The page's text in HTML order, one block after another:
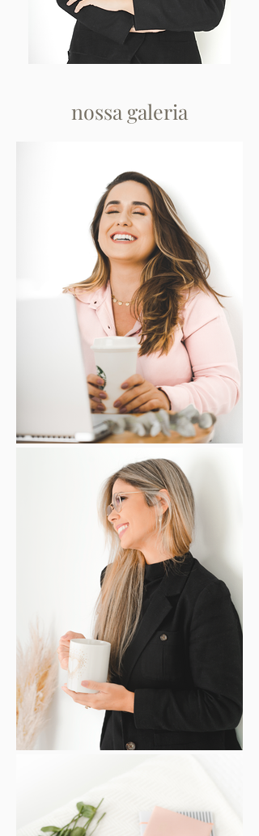
nossa galeria